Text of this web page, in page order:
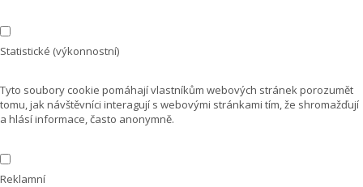
Statistické (výkonnostní)
Tyto soubory cookie pomáhají vlastníkům webových stránek porozumět
tomu, jak návštěvníci interagují s webovými stránkami tím, že shromažďují
a hlásí informace, často anonymně.
Reklamní